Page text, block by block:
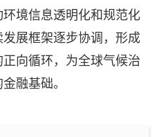
境信息透明化和规范化
展框架逐步协调，形成
向循环，为全球气候治
融基础。